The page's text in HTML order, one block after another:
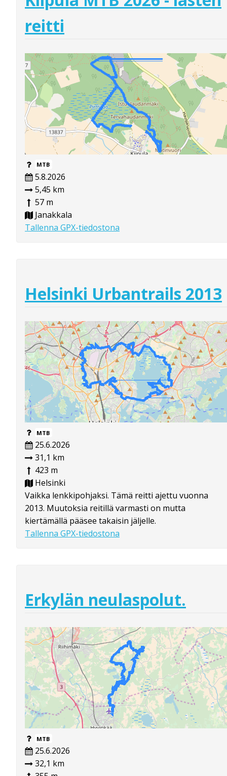
reitti
MTB
5.8.2026
5,45 km
57 m
Janakkala
Tallenna GPX-tiedostona
Helsinki Urbantrails 2013
MTB
25.6.2026
31,1 km
423 m
Helsinki
Vaikka lenkkipohjaksi. Tämä reitti ajettu vuonna
2013. Muutoksia reitillä varmasti on mutta
kiertämällä pääsee takaisin jäljelle.
Tallenna GPX-tiedostona
Erkylän neulaspolut.
MTB
25.6.2026
32,1 km